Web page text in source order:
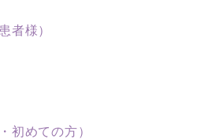
者様）
初めての方）